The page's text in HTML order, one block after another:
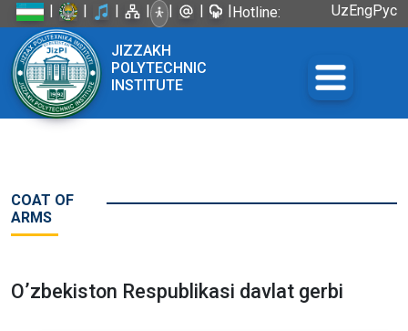
| | | | | | |Hotline:
UzEngРус
JIZZAKH
POLYTECHNIC
INSTITUTE
COAT OF
ARMS
O’zbekiston Respublikasi davlat gerbi